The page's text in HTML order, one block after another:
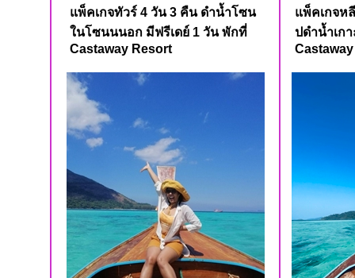
แพ็คเกจทัวร์ 4 วัน 3 คืน ดำน้ำโซน
ในโซนนนอก มีฟรีเดย์ 1 วัน พักที่
Castaway Resort
แพ็คเกจห
ปดำน้ำเก